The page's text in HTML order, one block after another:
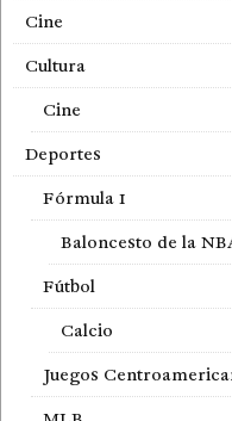
Cine
Cultura
Cine
Deportes
Fórmula 1
Baloncesto de la
Fútbol
Calcio
Juegos